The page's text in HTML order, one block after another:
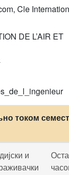
Cle
DE L’AIR ET
током
и